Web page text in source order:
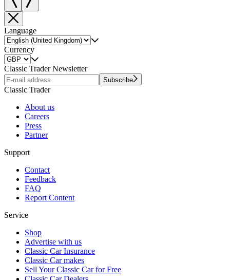
Language
Currency
Classic Trader Newsletter
Subscribe
Classic Trader
About us
Careers
Press
Partner
Support
Contact
Feedback
FAQ
Report Content
Service
Shop
Advertise with us
Classic Car Insurance
Classic Car makes
Sell Your Classic Car for Free